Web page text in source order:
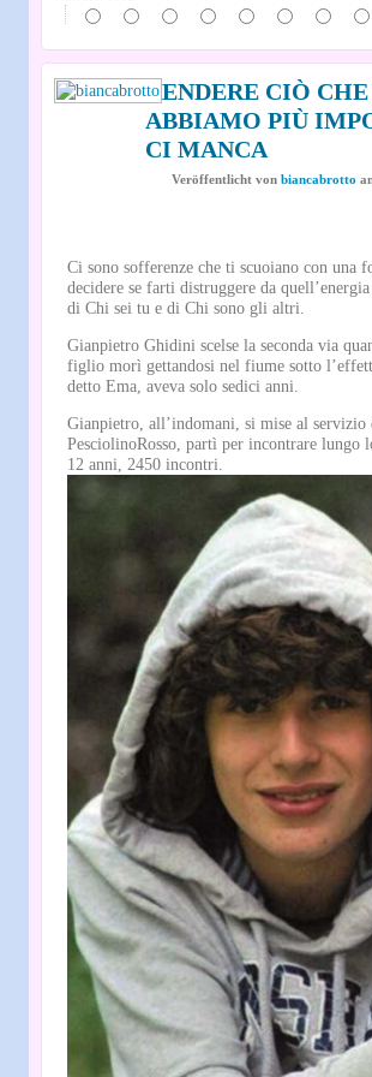
RENDERE CIÒ
ABBIAMO PIÙ
CI MANCA
Veröffentlicht von biancabrotto
Ci sono sofferenze che ti scuoiano con una
decidere se farti distruggere da
di Chi sei tu e di Chi sono gli altri.
Gianpietro Ghidini scelse la seconda via
figlio morì gettandosi nel fiume sotto
detto Ema, aveva solo sedici anni.
Gianpietro, all’indomani, si mise al
PesciolinoRosso, partì per incontrare
12 anni, 2450 incontri.